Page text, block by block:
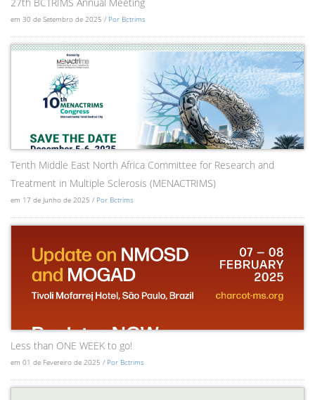
em 30 de Setembro de 2025 / Por Bctrims
Tenth Middle East North Africa Committee for Research and
Treatment in Multiple Sclerosis (MENACTRIMS)
em 17 de Junho de 2025 / Por Bctrims
Less than ONE WEEK to go!
em 01 de Fevereiro de 2025 / Por Bctrims